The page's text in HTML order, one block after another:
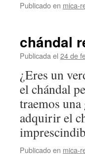
Publicado en mica-
chándal
Publicada el 24 de
¿Eres un
el chándal
traemos
adquirir el
Publicado en mica-